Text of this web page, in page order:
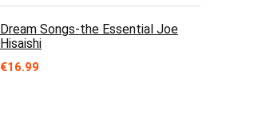
Dream Songs-the Essential Joe
Hisaishi
€16.99